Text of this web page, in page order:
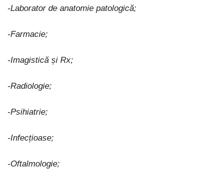
-Laborator de anatomie patologică;
-Farmacie;
-Imagistică și Rx;
-Radiologie;
-Psihiatrie;
-Infecțioase;
-Oftalmologie;